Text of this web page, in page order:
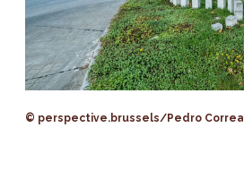
© perspective.brussels/Pedro Correa